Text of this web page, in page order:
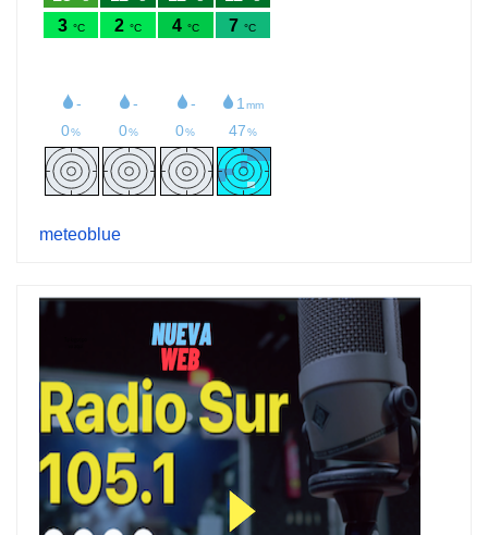
meteoblue